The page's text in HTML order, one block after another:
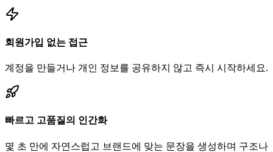
회원가입 없는 접근
계정을 만들거나 개인 정보를 공유하지 않고 즉시 시작하세요.
빠르고 고품질의 인간화
몇 초 만에 자연스럽고 브랜드에 맞는 문장을 생성하며 구조나